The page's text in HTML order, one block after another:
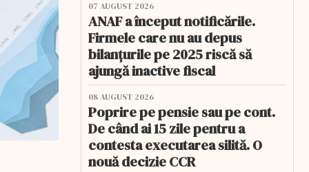
07 AUGUST 2026
ANAF a început notificările.
Firmele care nu au depus
bilanțurile pe 2025 riscă să
ajungă inactive fiscal
08 AUGUST 2026
Poprire pe pensie sau pe cont.
De când ai 15 zile pentru a
contesta executarea silită. O
nouă decizie CCR